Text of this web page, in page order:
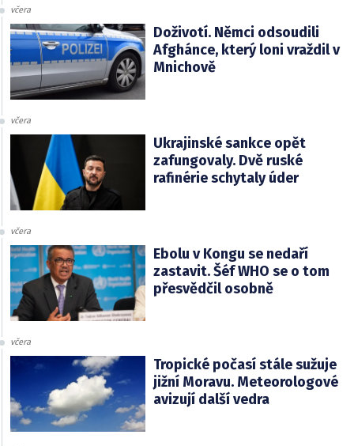
včera
Doživotí. Němci odsoudili
Afghánce, který loni vraždil v
Mnichově
včera
Ukrajinské sankce opět
zafungovaly. Dvě ruské
rafinérie schytaly úder
včera
Ebolu v Kongu se nedaří
zastavit. Šéf WHO se o tom
přesvědčil osobně
včera
Tropické počasí stále sužuje
jižní Moravu. Meteorologové
avizují další vedra